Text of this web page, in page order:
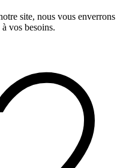
site, nous vous enverrons
vos besoins.